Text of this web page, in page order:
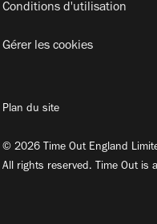
Conditions d'utilisation
Gérer les cookies
Plan du site
© 2026 Time Out England
All rights reserved. Time Out is